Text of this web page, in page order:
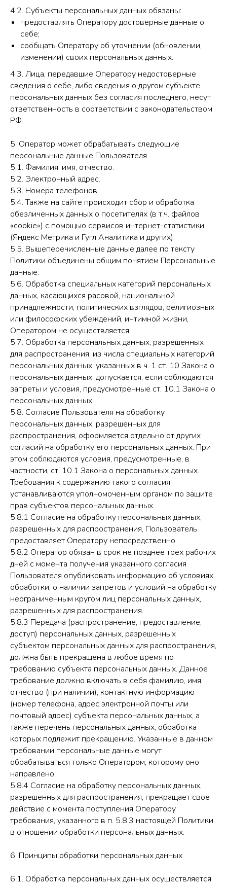
4.2. Субъекты персональных данных обязаны:
предоставлять Оператору достоверные данные о
себе;
сообщать Оператору об уточнении (обновлении,
изменении) своих персональных данных.
4.3. Лица, передавшие Оператору недостоверные
сведения о себе, либо сведения о другом субъекте
персональных данных без согласия последнего, несут
ответственность в соответствии с законодательством
РФ.
5. Оператор может обрабатывать следующие
персональные данные Пользователя
5.1. Фамилия, имя, отчество.
5.2. Электронный адрес.
5.3. Номера телефонов.
5.4. Также на сайте происходит сбор и обработка
обезличенных данных о посетителях (в т.ч. файлов
«cookie») с помощью сервисов интернет-статистики
(Яндекс Метрика и Гугл Аналитика и других).
5.5. Вышеперечисленные данные далее по тексту
Политики объединены общим понятием Персональные
данные.
5.6. Обработка специальных категорий персональных
данных, касающихся расовой, национальной
принадлежности, политических взглядов, религиозных
или философских убеждений, интимной жизни,
Оператором не осуществляется.
5.7. Обработка персональных данных, разрешенных
для распространения, из числа специальных категорий
персональных данных, указанных в ч. 1 ст. 10 Закона о
персональных данных, допускается, если соблюдаются
запреты и условия, предусмотренные ст. 10.1 Закона о
персональных данных.
5.8. Согласие Пользователя на обработку
персональных данных, разрешенных для
распространения, оформляется отдельно от других
согласий на обработку его персональных данных. При
этом соблюдаются условия, предусмотренные, в
частности, ст. 10.1 Закона о персональных данных.
Требования к содержанию такого согласия
устанавливаются уполномоченным органом по защите
прав субъектов персональных данных.
5.8.1 Согласие на обработку персональных данных,
разрешенных для распространения, Пользователь
предоставляет Оператору непосредственно.
5.8.2 Оператор обязан в срок не позднее трех рабочих
дней с момента получения указанного согласия
Пользователя опубликовать информацию об условиях
обработки, о наличии запретов и условий на обработку
неограниченным кругом лиц персональных данных,
разрешенных для распространения.
5.8.3 Передача (распространение, предоставление,
доступ) персональных данных, разрешенных
субъектом персональных данных для распространения,
должна быть прекращена в любое время по
требованию субъекта персональных данных. Данное
требование должно включать в себя фамилию, имя,
отчество (при наличии), контактную информацию
(номер телефона, адрес электронной почты или
почтовый адрес) субъекта персональных данных, а
также перечень персональных данных, обработка
которых подлежит прекращению. Указанные в данном
требовании персональные данные могут
обрабатываться только Оператором, которому оно
направлено.
5.8.4 Согласие на обработку персональных данных,
разрешенных для распространения, прекращает свое
действие с момента поступления Оператору
требования, указанного в п. 5.8.3 настоящей Политики
в отношении обработки персональных данных.
6. Принципы обработки персональных данных
6.1. Обработка персональных данных осуществляется